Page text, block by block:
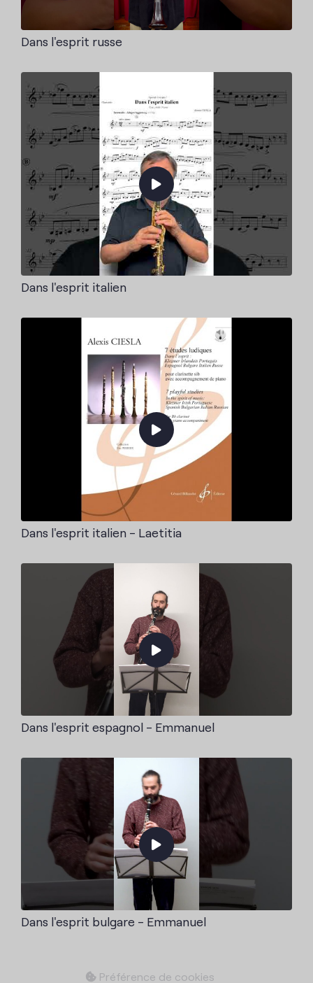
Dans l'esprit russe
Dans l'esprit italien
Dans l'esprit italien - Laetitia
Dans l'esprit espagnol - Emmanuel
Dans l'esprit bulgare - Emmanuel
Préférence de cookies